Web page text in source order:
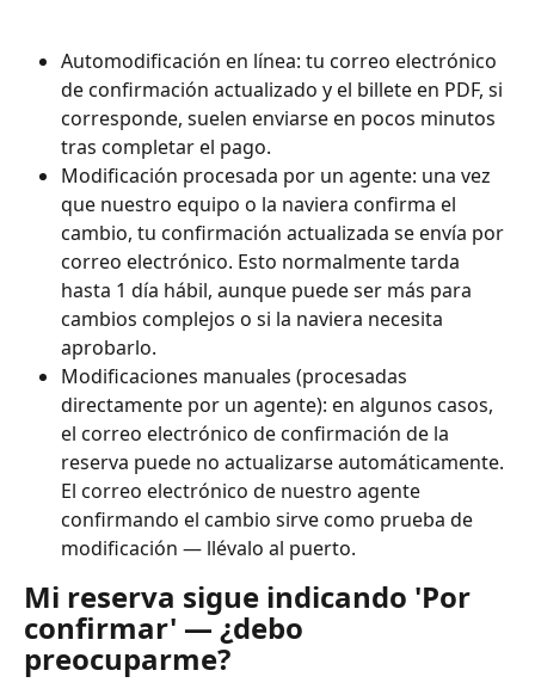
Automodificación en línea: tu correo electrónico
de confirmación actualizado y el billete en PDF, si
corresponde, suelen enviarse en pocos minutos
tras completar el pago.
Modificación procesada por un agente: una vez
que nuestro equipo o la naviera confirma el
cambio, tu confirmación actualizada se envía por
correo electrónico. Esto normalmente tarda
hasta 1 día hábil, aunque puede ser más para
cambios complejos o si la naviera necesita
aprobarlo.
Modificaciones manuales (procesadas
directamente por un agente): en algunos casos,
el correo electrónico de confirmación de la
reserva puede no actualizarse automáticamente.
El correo electrónico de nuestro agente
confirmando el cambio sirve como prueba de
modificación — llévalo al puerto.
Mi reserva sigue indicando 'Por
confirmar' — ¿debo
preocuparme?